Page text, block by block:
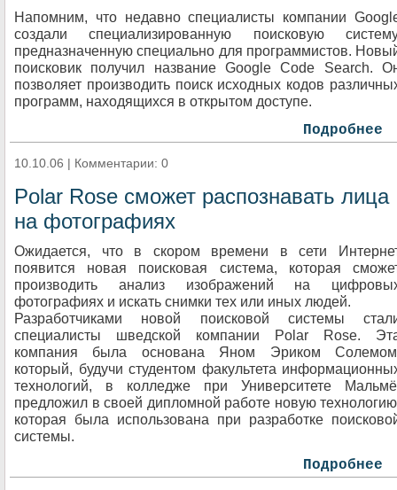
Напомним, что недавно специалисты компании
создали специализированную поисковую
предназначенную специально для программистов.
поисковик получил название Google Code Search.
позволяет производить поиск исходных кодов
программ, находящихся в открытом доступе.
Подробнее
10.10.06 | Комментарии: 0
Polar Rose сможет распознавать лица
на фотографиях
Ожидается, что в скором времени в сети
появится новая поисковая система, которая
производить анализ изображений на
фотографиях и искать снимки тех или иных людей.
Разработчиками новой поисковой системы
специалисты шведской компании Polar Rose.
компания была основана Яном Эриком
который, будучи студентом факультета
технологий, в колледже при Университете
предложил в своей дипломной работе новую
которая была использована при разработке
системы.
Подробнее